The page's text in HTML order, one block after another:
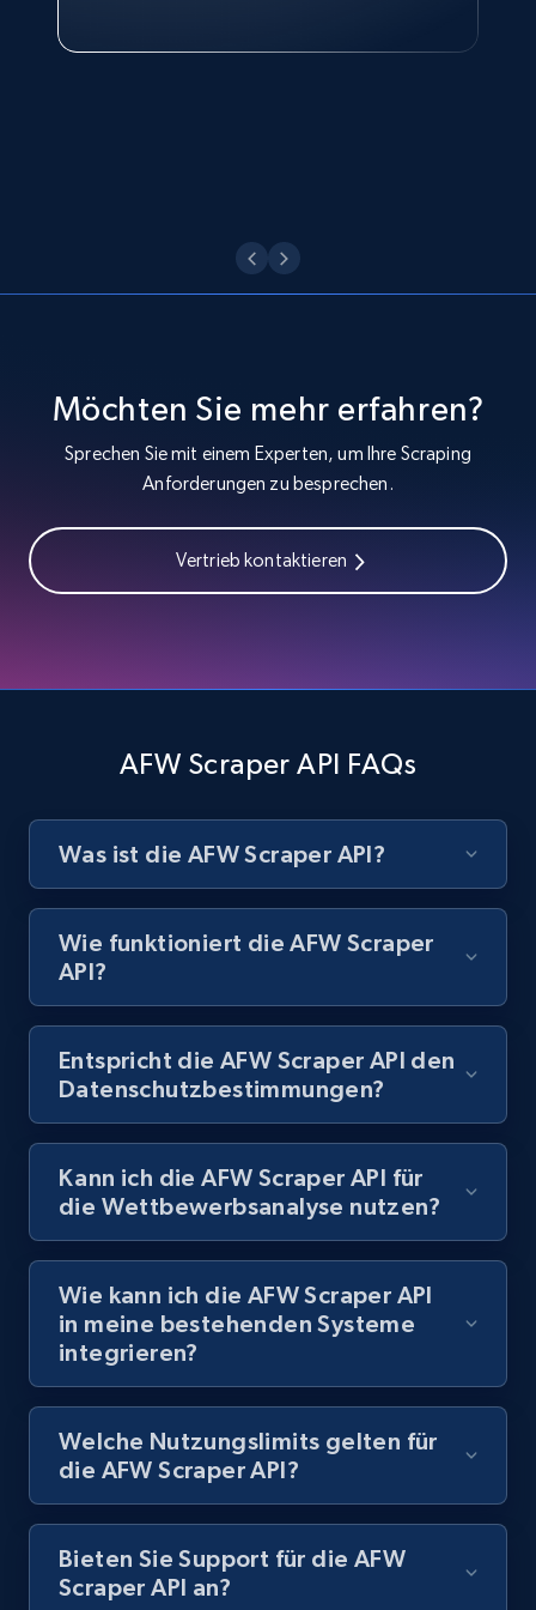
URL, Product id, Title, Product description,
Rating, Reviews count, Initial price, Discount,
Zara - Products
Category id, Product id, Product name, Price,
Currency, Colour code, Colour, Description, and
Zara - Products - discovery by category url
Currency, Colour code, Colour, Description, and
more.
1.2K+ 208+ Gratis testen
Best Buy products
URL, Product id, Title, Images, Final price,
Currency, Discount, Initial price, and more.
products using specified keywords
URL, Product id, Title, Images, Final price,
Currency, Discount, Initial price, and more.
1.1K+ 148+ Gratis testen
Lowes.com
URL, Domain, Marketplace pn, Sku, Other pn,
Philippines Inc.
Möchten Sie mehr erfahren?
Sprechen Sie mit einem Experten, um Ihre Scraping
Anforderungen zu besprechen.
Vertrieb kontaktieren
AFW Scraper API FAQs
Was ist die AFW Scraper API?
Wie funktioniert die AFW Scraper
API?
Entspricht die AFW Scraper API den
Datenschutzbestimmungen?
Kann ich die AFW Scraper API für
die Wettbewerbsanalyse nutzen?
Wie kann ich die AFW Scraper API
in meine bestehenden Systeme
integrieren?
Welche Nutzungslimits gelten für
die AFW Scraper API?
Bieten Sie Support für die AFW
Scraper API an?